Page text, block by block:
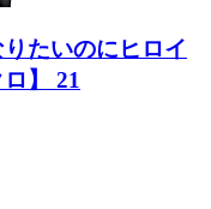
たいのにヒロイ
】 21